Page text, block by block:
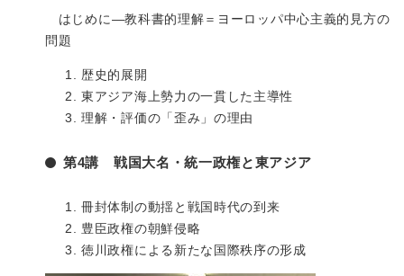
はじめに―教科書的理解＝ヨーロッパ中心主義的見方の
問題
歴史的展開
東アジア海上勢力の一貫した主導性
理解・評価の「歪み」の理由
第4講 戦国大名・統一政権と東アジア
冊封体制の動揺と戦国時代の到来
豊臣政権の朝鮮侵略
徳川政権による新たな国際秩序の形成